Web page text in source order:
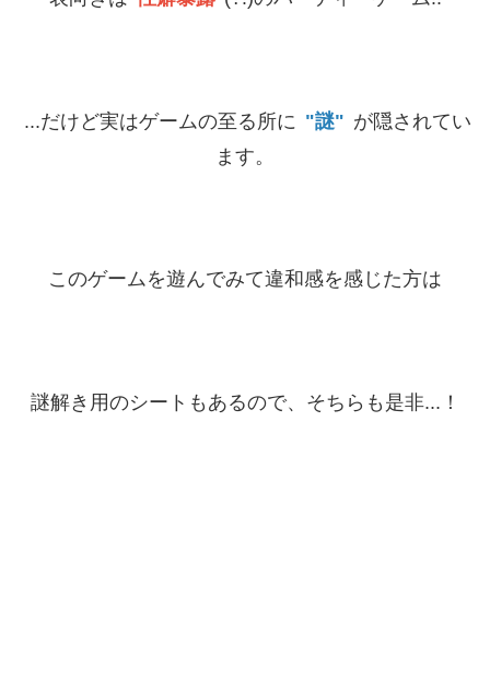
...だけど実はゲームの至る所に "謎" が隠されてい
ます。
このゲームを遊んでみて違和感を感じた方は
謎解き用のシートもあるので、そちらも是非...！